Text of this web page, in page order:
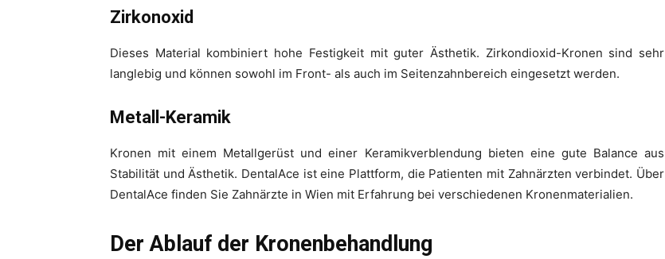
Zirkonoxid
Dieses Material kombiniert hohe Festigkeit mit guter Ästhetik. Zirkondioxid-Kronen sind sehr
langlebig und können sowohl im Front- als auch im Seitenzahnbereich eingesetzt werden.
Metall-Keramik
Kronen mit einem Metallgerüst und einer Keramikverblendung bieten eine gute Balance aus
Stabilität und Ästhetik. DentalAce ist eine Plattform, die Patienten mit Zahnärzten verbindet. Über
DentalAce finden Sie Zahnärzte in Wien mit Erfahrung bei verschiedenen Kronenmaterialien.
Der Ablauf der Kronenbehandlung